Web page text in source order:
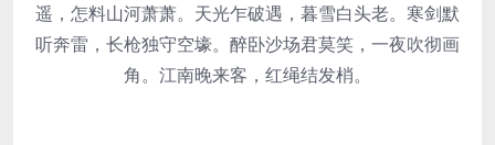
遥，怎料山河萧萧。天光乍破遇，暮雪白头老。寒剑默
听奔雷，长枪独守空壕。醉卧沙场君莫笑，一夜吹彻画
角。江南晚来客，红绳结发梢。